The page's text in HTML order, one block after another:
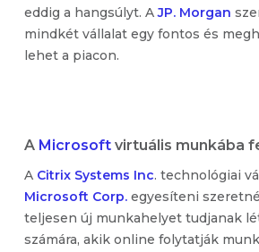
eddig a hangsúlyt. AJP. Morgan
mindkét vállalat egy fontos és
lehet a piacon.
A Microsoftvirtuális munkába
A Citrix Systems Inc. technológiai
Microsoft Corp.egyesíteni
teljesen új munkahelyet tudjanak
számára, akik online folytatják